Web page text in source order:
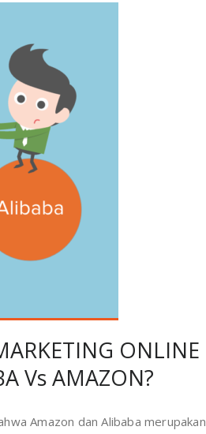
ONLINE
Vs AMAZON?
Amazon dan Alibaba merupakan